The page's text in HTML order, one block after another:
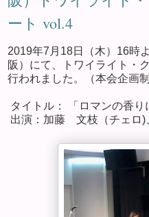
ート vol.4
2019年7月18日（木）16時
阪）にて、トワイライト・
行われました。（本会企画制
タイトル： 「ロマンの香
出演：加藤 文枝（チェロ